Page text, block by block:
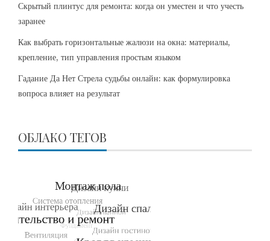
Скрытый плинтус для ремонта: когда он уместен и что учесть
заранее
Как выбрать горизонтальные жалюзи на окна: материалы,
крепление, тип управления простым языком
Гадание Да Нет Стрела судьбы онлайн: как формулировка
вопроса влияет на результат
ОБЛАКО ТЕГОВ